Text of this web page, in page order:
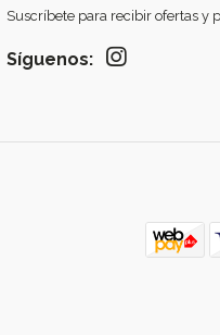
Suscríbete para recibir ofertas y
Síguenos: